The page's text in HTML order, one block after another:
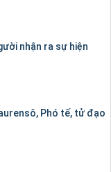
nhận ra sự hiện
Phó tế, tử đạo